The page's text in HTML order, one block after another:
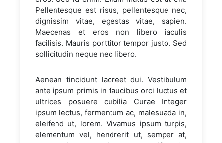
Pellentesque est risus, pellentesque nec,
dignissim vitae, egestas vitae, sapien.
Maecenas et eros non libero iaculis
facilisis. Mauris porttitor tempor justo. Sed
sollicitudin neque nec libero.
Aenean tincidunt laoreet dui. Vestibulum
ante ipsum primis in faucibus orci luctus et
ultrices posuere cubilia Curae Integer
ipsum lectus, fermentum ac, malesuada in,
eleifend ut, lorem. Vivamus ipsum turpis,
elementum vel, hendrerit ut, semper at,